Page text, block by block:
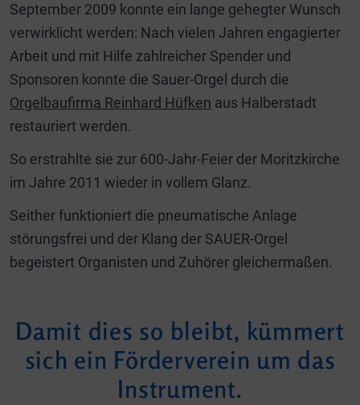
September 2009 konnte ein lange gehegter Wunsch
verwirklicht werden: Nach vielen Jahren engagierter
Arbeit und mit Hilfe zahlreicher Spender und
Sponsoren konnte die Sauer-Orgel durch die
Orgelbaufirma Reinhard Hüfken aus Halberstadt
restauriert werden.
So erstrahlte sie zur 600-Jahr-Feier der Moritzkirche
im Jahre 2011 wieder in vollem Glanz.
Seither funktioniert die pneumatische Anlage
störungsfrei und der Klang der SAUER-Orgel
begeistert Organisten und Zuhörer gleichermaßen.
Damit dies so bleibt, kümmert
sich ein Förderverein um das
Instrument.